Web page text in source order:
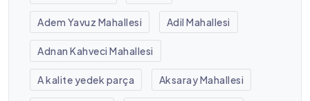
Adem Yavuz Mahallesi Adil Mahallesi
Adnan Kahveci Mahallesi
A kalite yedek parça Aksaray Mahallesi